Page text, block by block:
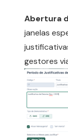
Abertura
janelas
gestores